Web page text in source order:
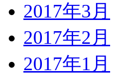
2017年3月
2017年2月
2017年1月